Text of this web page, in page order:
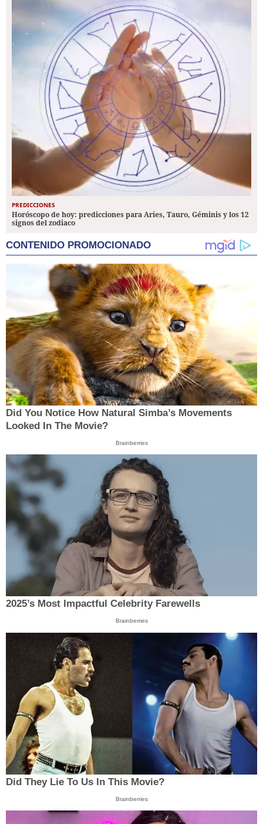
PREDICCIONES
Horóscopo de hoy: predicciones para Aries, Tauro, Géminis y los 12
signos del zodiaco
CONTENIDO PROMOCIONADO
Did You Notice How Natural Simba’s Movements
Looked In The Movie?
Brainberries
2025’s Most Impactful Celebrity Farewells
Brainberries
Did They Lie To Us In This Movie?
Brainberries